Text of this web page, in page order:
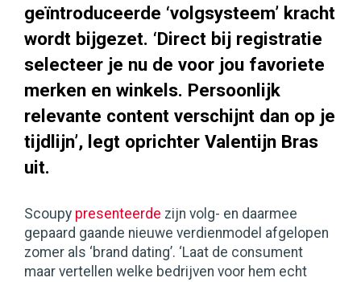
geïntroduceerde ‘volgsysteem’ kracht
wordt bijgezet. ‘Direct bij registratie
selecteer je nu de voor jou favoriete
merken en winkels. Persoonlijk
relevante content verschijnt dan op je
tijdlijn’, legt oprichter Valentijn Bras
uit.
Scoupy presenteerde zijn volg- en daarmee
gepaard gaande nieuwe verdienmodel afgelopen
zomer als ‘brand dating’. ‘Laat de consument
maar vertellen welke bedrijven voor hem echt